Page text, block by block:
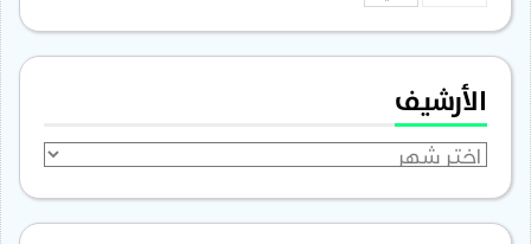
الأرشيف
الأرشيف